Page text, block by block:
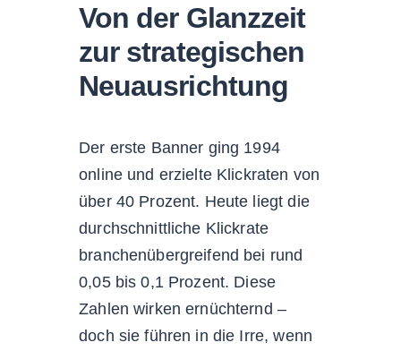
Von der Glanzzeit
zur strategischen
Neuausrichtung
Der erste Banner ging 1994
online und erzielte Klickraten von
über 40 Prozent. Heute liegt die
durchschnittliche Klickrate
branchenübergreifend bei rund
0,05 bis 0,1 Prozent. Diese
Zahlen wirken ernüchternd –
doch sie führen in die Irre, wenn